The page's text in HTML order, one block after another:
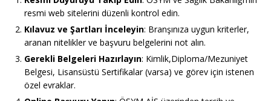
resmi web sitelerini düzenli kontrol edin.
Kılavuz ve Şartları İnceleyin: Branşınıza uygun kriterler,
aranan nitelikler ve başvuru belgelerini not alın.
Gerekli Belgeleri Hazırlayın: Kimlik,Diploma/Mezuniyet
Belgesi, Lisansüstü Sertifikalar (varsa) ve görev için istenen
özel evraklar.